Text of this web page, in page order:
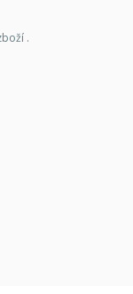
.